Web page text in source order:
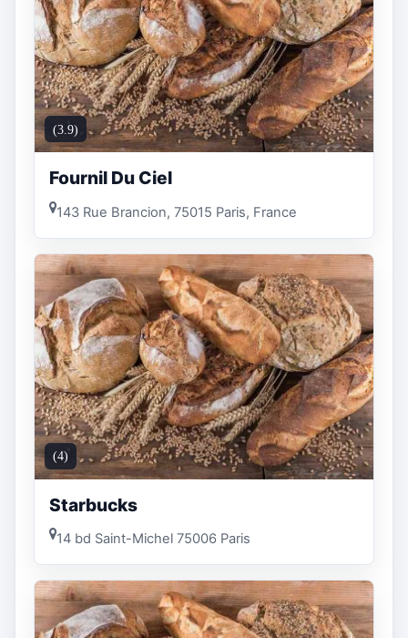
(3.9)
Fournil Du Ciel
143 Rue Brancion, 75015 Paris, France
(4)
Starbucks
14 bd Saint-Michel 75006 Paris